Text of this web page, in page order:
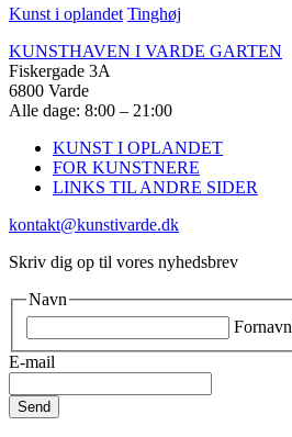
Kunst i oplandet Tinghøj
KUNSTHAVEN I VARDE GARTEN
Fiskergade 3A
6800 Varde
Alle dage: 8:00 – 21:00
KUNST I OPLANDET
FOR KUNSTNERE
LINKS TIL ANDRE SIDER
kontakt@kunstivarde.dk
Skriv dig op til vores nyhedsbrev
Navn
Fornavn
E-mail